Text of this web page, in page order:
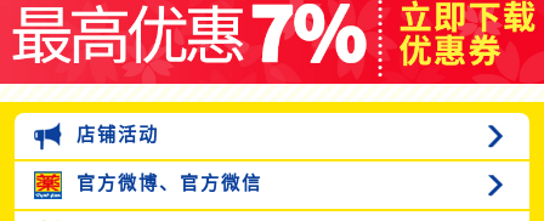
店铺活动
官方微博、 官方微信